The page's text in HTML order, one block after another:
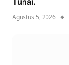
Tunai.
Agustus 5, 2026